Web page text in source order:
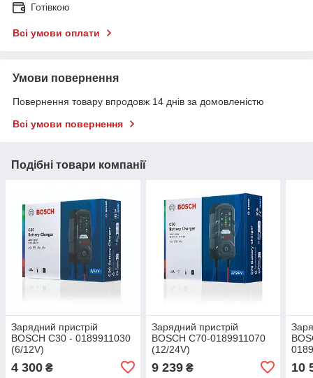
Готівкою
Всі умови оплати
Умови повернення
Повернення товару впродовж 14 днів за домовленістю
Всі умови повернення
Подібні товари компанії
Зарядний пристрій
BOSCH С30 - 0189911030
(6/12V)
4 300 ₴
Зарядний пристрій
BOSCH С70-0189911070
(12/24V)
9 239₴ 10